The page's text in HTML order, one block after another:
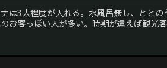
は3人程度が入れる。水風呂無し、とと
お客っぽい人が多い。時期が違えば観光